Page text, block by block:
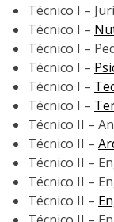
Técnico I –
Técnico I –
Técnico I –
Técnico I –
Técnico I –
Técnico I –
Técnico II –
Técnico II –
Técnico II –
Técnico II –
Técnico II –